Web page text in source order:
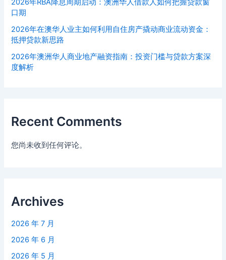
2026年RBA降息周期启动：澳洲华人借款人如何把握贷款窗
口期
2026年在澳华人业主如何利用自住房产撬动商业流动资金：
抵押贷款新思路
2026年澳洲华人商业地产融资指南：投资门槛与贷款方案深
度解析
Recent Comments
您尚未收到任何评论。
Archives
2026 年 7 月
2026 年 6 月
2026 年 5 月